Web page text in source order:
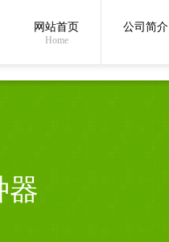
0432-66411046 / 18643262139
网站首页
Home
公司简介
器